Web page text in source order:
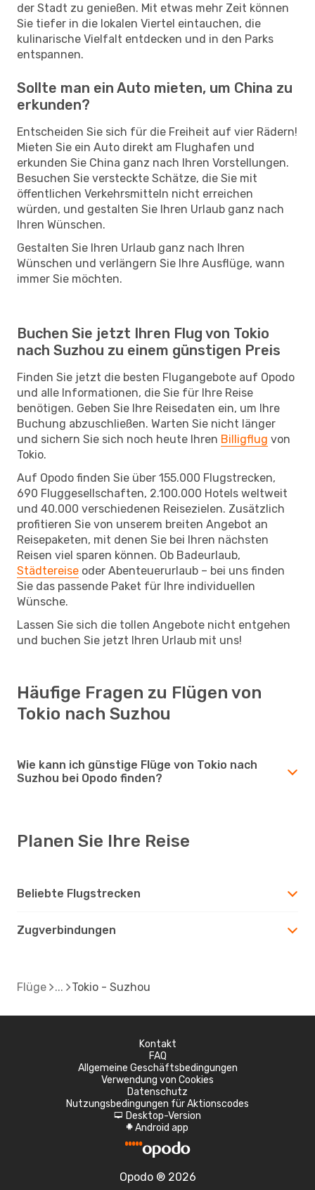
der Stadt zu genießen. Mit etwas mehr Zeit können
Sie tiefer in die lokalen Viertel eintauchen, die
kulinarische Vielfalt entdecken und in den Parks
entspannen.
Sollte man ein Auto mieten, um China zu
erkunden?
Entscheiden Sie sich für die Freiheit auf vier Rädern!
Mieten Sie ein Auto direkt am Flughafen und
erkunden Sie China ganz nach Ihren Vorstellungen.
Besuchen Sie versteckte Schätze, die Sie mit
öffentlichen Verkehrsmitteln nicht erreichen
würden, und gestalten Sie Ihren Urlaub ganz nach
Ihren Wünschen.
Gestalten Sie Ihren Urlaub ganz nach Ihren
Wünschen und verlängern Sie Ihre Ausflüge, wann
immer Sie möchten.
Buchen Sie jetzt Ihren Flug von Tokio
nach Suzhou zu einem günstigen Preis
Finden Sie jetzt die besten Flugangebote auf Opodo
und alle Informationen, die Sie für Ihre Reise
benötigen. Geben Sie Ihre Reisedaten ein, um Ihre
Buchung abzuschließen. Warten Sie nicht länger
und sichern Sie sich noch heute Ihren Billigflug von
Tokio.
Auf Opodo finden Sie über 155.000 Flugstrecken,
690 Fluggesellschaften, 2.100.000 Hotels weltweit
und 40.000 verschiedenen Reisezielen. Zusätzlich
profitieren Sie von unserem breiten Angebot an
Reisepaketen, mit denen Sie bei Ihren nächsten
Reisen viel sparen können. Ob Badeurlaub,
Städtereise oder Abenteuerurlaub – bei uns finden
Sie das passende Paket für Ihre individuellen
Wünsche.
Lassen Sie sich die tollen Angebote nicht entgehen
und buchen Sie jetzt Ihren Urlaub mit uns!
Häufige Fragen zu Flügen von
Tokio nach Suzhou
Wie kann ich günstige Flüge von Tokio nach
Suzhou bei Opodo finden?
Planen Sie Ihre Reise
Beliebte Flugstrecken
Zugverbindungen
Flüge Tokio - Suzhou
Kontakt
FAQ
Allgemeine Geschäftsbedingungen
Verwendung von Cookies
Datenschutz
Nutzungsbedingungen für Aktionscodes
d Desktop-Version
A Android app
Opodo ® 2026